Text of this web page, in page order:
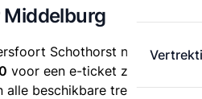
Schothorst naar
voor een e-ticket zonder
alle beschikbare treintickets